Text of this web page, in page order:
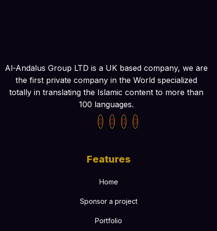
Al-Andalus Group LTD is a UK based company, we are
the first private company in the World specialized
totally in translating the Islamic content to more than
100 languages.
Features
Home
Sponsor a project
Portfolio